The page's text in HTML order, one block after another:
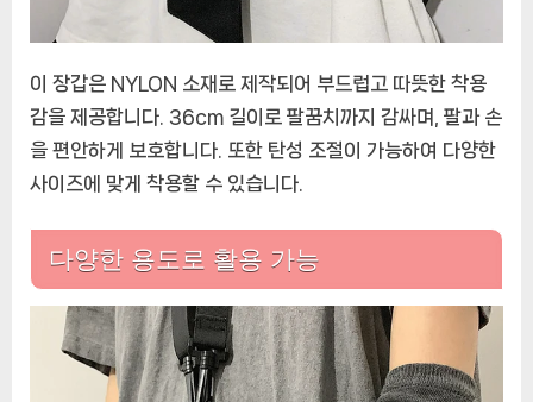
이 장갑은 NYLON 소재로 제작되어 부드럽고 따뜻한 착용
감을 제공합니다. 36cm 길이로 팔꿈치까지 감싸며, 팔과 손
을 편안하게 보호합니다. 또한 탄성 조절이 가능하여 다양한
사이즈에 맞게 착용할 수 있습니다.
다양한 용도로 활용 가능